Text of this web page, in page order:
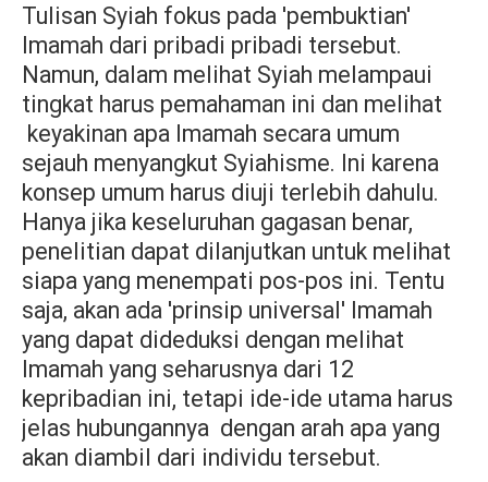
Tulisan Syiah fokus pada 'pembuktian'
Imamah dari pribadi pribadi tersebut.
Namun, dalam melihat Syiah melampaui
tingkat harus pemahaman ini dan melihat
keyakinan apa Imamah secara umum
sejauh menyangkut Syiahisme. Ini karena
konsep umum harus diuji terlebih dahulu.
Hanya jika keseluruhan gagasan benar,
penelitian dapat dilanjutkan untuk melihat
siapa yang menempati pos-pos ini. Tentu
saja, akan ada 'prinsip universal' Imamah
yang dapat dideduksi dengan melihat
Imamah yang seharusnya dari 12
kepribadian ini, tetapi ide-ide utama harus
jelas hubungannya dengan arah apa yang
akan diambil dari individu tersebut.